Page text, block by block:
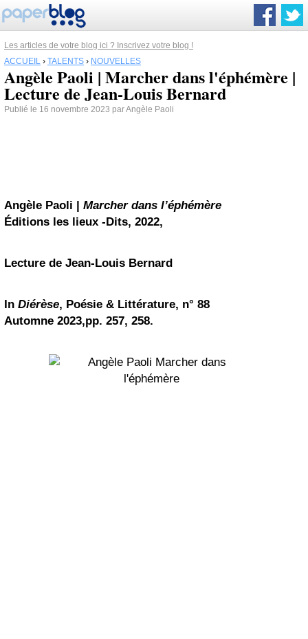
Les articles de votre blog ici ? Inscrivez votre blog !
ACCUEIL › TALENTS › NOUVELLES
Angèle Paoli | Marcher dans l'éphémère |
Lecture de Jean-Louis Bernard
Publié le 16 novembre 2023 par Angèle Paoli
Angèle Paoli | Marcher dans l’éphémère
Éditions les lieux -Dits, 2022,
Lecture de Jean-Louis Bernard
In Diérèse, Poésie & Littérature, n° 88
Automne 2023,pp. 257, 258.